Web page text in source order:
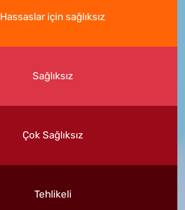
Hassaslar için sağlıksız
Sağlıksız
Çok Sağlıksız
Tehlikeli